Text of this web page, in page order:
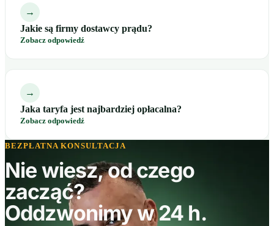
→
Jakie są firmy dostawcy prądu?
Zobacz odpowiedź
→
Jaka taryfa jest najbardziej opłacalna?
Zobacz odpowiedź
BEZPŁATNA KONSULTACJA
Nie wiesz, od czego
zacząć?
Oddzwonimy w 24 h.